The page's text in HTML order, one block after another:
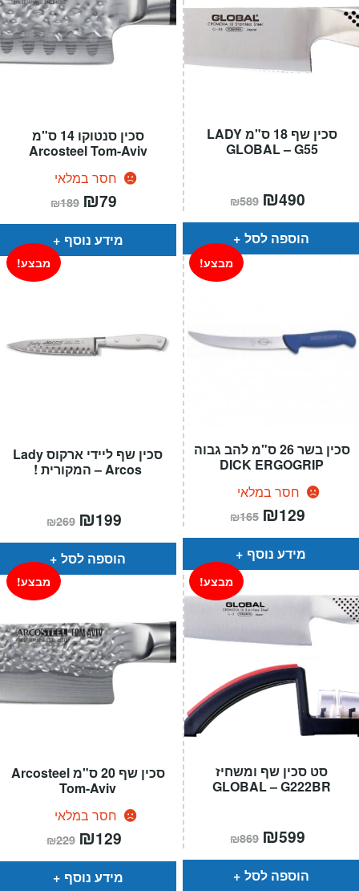
סכין סנטוקו 14 ס"מ
Arcosteel Tom-Aviv
חסר במלאי
₪189 המחיר
המקורי
היה:
₪189.
₪79
הוא:
מידע נוסף
סכין שף 18 ס"מ LADY
GLOBAL – G55
₪589 המחיר
המקורי
היה:
₪589.
₪490
הוא:
הוספה לסל
סכין שף ליידי ארקוס Lady
Arcos – המקורית !
מבצע!
₪269 המחיר
המקורי
היה:
₪269.
₪199
הוא:
הוספה לסל
סכין בשר 26 ס"מ להב גבוה
DICK ERGOGRIP
חסר במלאי
מבצע!
₪165 המחיר
המקורי
היה:
₪165.
₪129
הוא:
מידע נוסף
סכין שף 20 ס"מ Arcosteel
Tom-Aviv
חסר במלאי
מבצע!
₪229 המחיר
המקורי
היה:
₪229.
₪129
הוא:
מידע נוסף
סט סכין שף ומשחיז
GLOBAL – G222BR
מבצע!
₪869 המחיר
המקורי
היה:
₪869.
₪599
הוא:
הוספה לסל